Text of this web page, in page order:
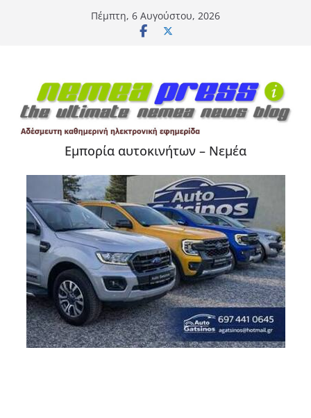
Πέμπτη, 6 Αυγούστου, 2026
Εμπορία αυτοκινήτων – Νεμέα